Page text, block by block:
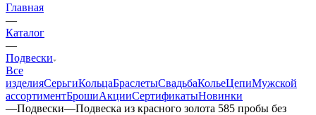
Главная
—
Каталог
—
Подвески
Все
изделияСерьгиКольцаБраслетыСвадьбаКольеЦепиМужской
ассортиментБрошиАкцииСертификатыНовинки
—Подвески—Подвеска из красного золота 585 пробы без